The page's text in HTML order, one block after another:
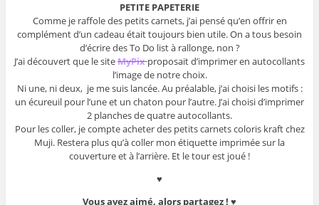
PETITE PAPETERIE
Comme je raffole des petits carnets, j’ai pensé qu’en offrir en
complément d’un cadeau était toujours bien utile. On a tous besoin
d’écrire des To Do list à rallonge, non ?
J’ai découvert que le siteMyPixproposait d’imprimer en autocollants
l’image de notre choix.
Ni une, ni deux, je me suis lancée. Au préalable, j’ai choisi les motifs :
un écureuil pour l’une et un chaton pour l’autre. J’ai choisi d’imprimer
2 planches de quatre autocollants.
Pour les coller, je compte acheter des petits carnets coloris kraft chez
Muji. Restera plus qu’à coller mon étiquette imprimée sur la
couverture et à l’arrière. Et le tour est joué !
♥
Vous avez aimé, alors partagez ! ♥